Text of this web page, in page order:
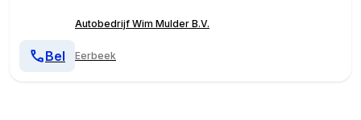
Autobedrijf Wim Mulder B.V.
Eerbeek
Bel